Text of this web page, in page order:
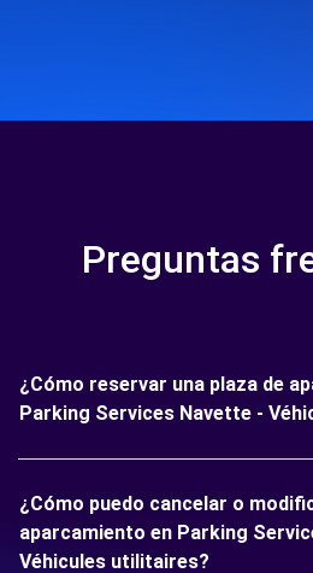
Preguntas
¿Cómo reservar una plaza de
Parking Services Navette -
¿Cómo puedo cancelar o
aparcamiento en Parking
Véhicules utilitaires?